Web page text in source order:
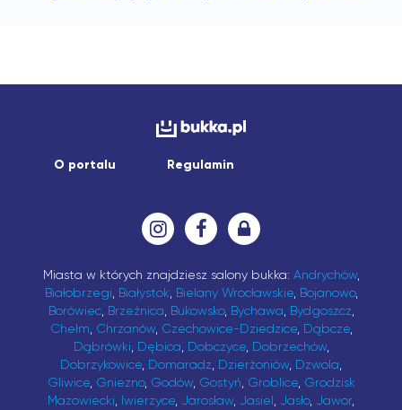
O portalu Regulamin
Miasta w których znajdziesz salony bukka: Andrychów,
Białobrzegi, Białystok, Bielany Wrocławskie, Bojanowo,
Borówiec, Brzeźnica, Bukowsko, Bychawa, Bydgoszcz,
Chełm, Chrzanów, Czechowice-Dziedzice, Dąbcze,
Dąbrówki, Dębica, Dobczyce, Dobrzechów,
Dobrzykowice, Domaradz, Dzierżoniów, Dzwola,
Gliwice, Gniezno, Godów, Gostyń, Groblice, Grodzisk
Mazowiecki, Iwierzyce, Jarosław, Jasiel, Jasło, Jawor,